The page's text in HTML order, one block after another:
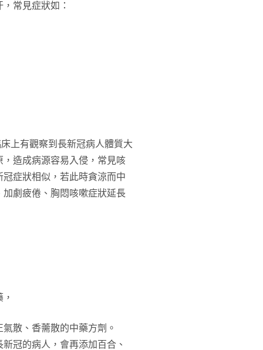
常見症狀如：
上有觀察到長新冠病人體質大
造成病源容易入侵，常見咳
症狀相似，若此時貪涼而中
劇疲倦、胸悶咳嗽症狀延長
散、香薷散的中藥方劑。
冠的病人，會再添加百合、